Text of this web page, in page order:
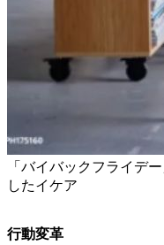
「バイバックフライデ
したイケア
行動変革